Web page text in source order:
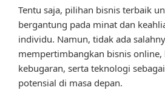
Tentu saja, pilihan bisnis terbaik
bergantung pada minat dan
individu. Namun, tidak ada
mempertimbangkan bisnis online,
kebugaran, serta teknologi
potensial di masa depan.